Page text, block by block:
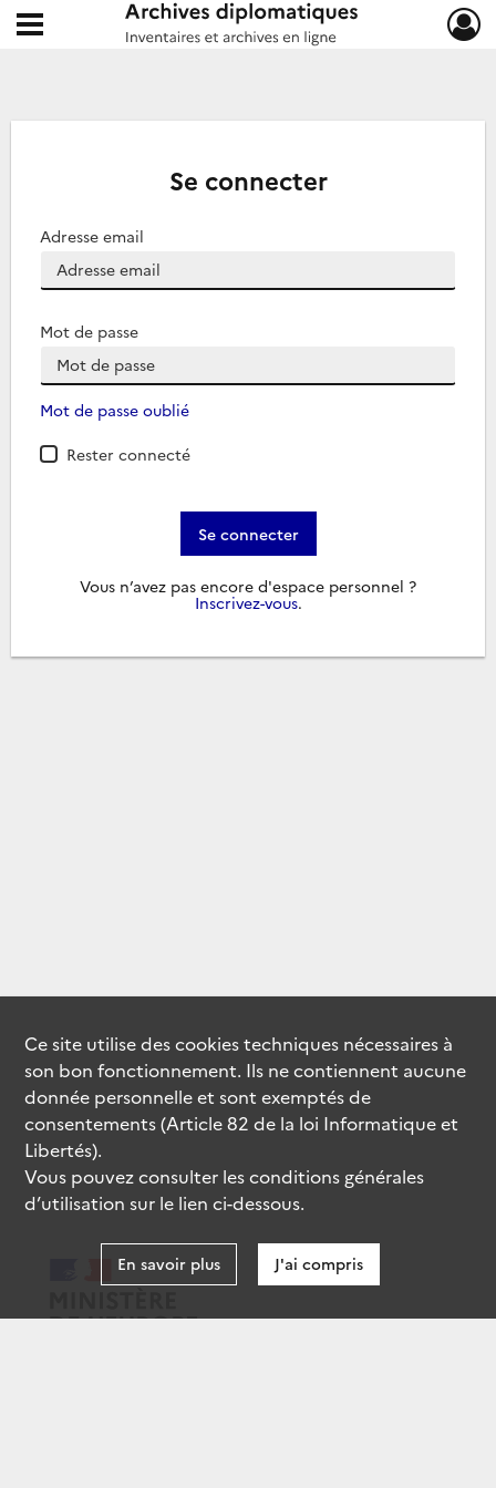
Archives diplomatiques
Ouvrir le menu déroulant
Se connecter
Adresse email
Mot de passe
Mot de passe oublié
Rester connecté
Se connecter
Vous n’avez pas encore d'espace personnel ?
Inscrivez-vous.
Ce site utilise descookiestechniques nécessaires à
son bon fonctionnement. Ils ne contiennent aucune
donnée personnelle et sont exemptés de
consentements (Article 82 de la loi Informatique et
Libertés).
Vous pouvez consulter les conditions générales
d’utilisation sur le lien ci-dessous.
En savoir plus J'ai compris